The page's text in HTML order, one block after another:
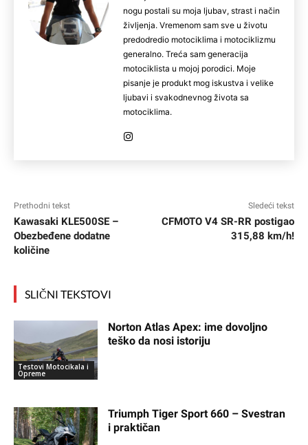
nogu postali su moja ljubav, strast i način
življenja. Vremenom sam sve u životu
predodredio motociklima i motociklizmu
generalno. Treća sam generacija
motociklista u mojoj porodici. Moje
pisanje je produkt mog iskustva i velike
ljubavi i svakodnevnog života sa
motociklima.
Prethodni tekst
Kawasaki KLE500SE –
Obezbeđene dodatne
količine
Sledeći tekst
CFMOTO V4 SR-RR postigao
315,88 km/h!
SLIČNI TEKSTOVI
Testovi Motocikala i
Opreme
Norton Atlas Apex: ime dovoljno
teško da nosi istoriju
Triumph Tiger Sport 660 – Svestran
i praktičan